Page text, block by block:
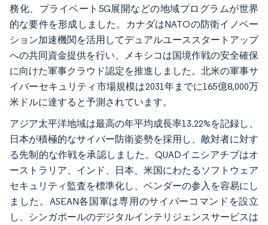
務化、プライベート5G展開などの地域プログラムが世界
的な要件を形成しました。カナダはNATOの防衛イノベー
ション加速機関を活用してデュアルユーススタートアップ
への共同資金提供を行い、メキシコは国境作戦の安全確保
に向けた軍事クラウド認定を推進しました。北米の軍事サ
イバーセキュリティ市場規模は2031年までに165億8,000万
米ドルに達すると予測されています。
アジア太平洋地域は最高の年平均成長率13.22%を記録し、
日本が積極的なサイバー防衛姿勢を採用し、敵対者に対す
る先制的な作戦を承認しました。QUADイニシアチブはオ
ーストラリア、インド、日本、米国にわたるソフトウェア
セキュリティ監査を標準化し、ベンダーの参入を容易にし
ました。ASEAN各国軍は専用のサイバーコマンドを設立
し、シンガポールのデジタルインテリジェンスサービスは